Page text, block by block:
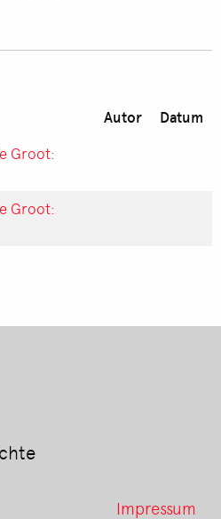
Autor Datum
Groot:
Groot:
Impressum